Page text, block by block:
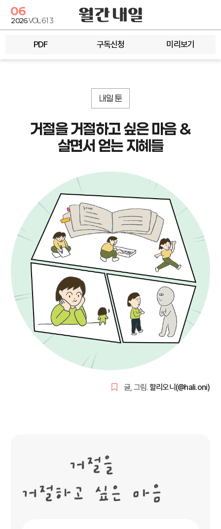
PDF 구독신청 미리보기
06
2026VOL.613
내일 툰
거절을 거절하고 싶은 마음 &
살면서 얻는 지혜들
글, 그림. 할리오니(@hali.oni)